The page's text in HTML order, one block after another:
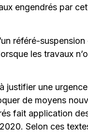
engendrés par
référé-suspension
les travaux
justifier une
de moyens
fait application
Selon ces